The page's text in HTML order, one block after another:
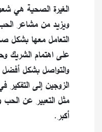
الغيرة الصحية هي
ويزيد من مشاعر الحب
التعامل معها بشكل
على اهتمام الشريك
والتواصل بشكل أفضل
الزوجين إلى التفكير
مثل التعبير عن
أكبر.